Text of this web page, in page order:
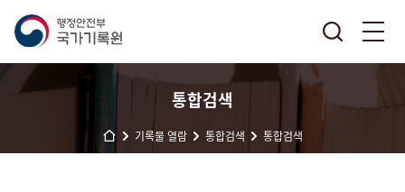
통합검색
기록물 열람 통합검색 통합검색